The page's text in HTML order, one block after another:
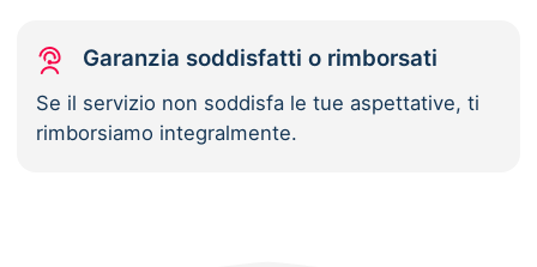
Garanzia soddisfatti o rimborsati
Se il servizio non soddisfa le tue aspettative, ti
rimborsiamo integralmente.